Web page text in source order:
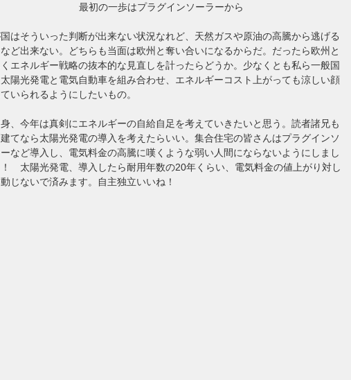
最初の一歩はプラグインソーラーから
はそういった判断が出来ない状況なれど、天然ガスや原油の高騰から逃げる
ど出来ない。どちらも当面は欧州と奪い合いになるからだ。だったら欧州と
エネルギー戦略の抜本的な見直しを計ったらどうか。少なくとも私ら一般国
陽光発電と電気自動車を組み合わせ、エネルギーコスト上がっても涼しい顔
いられるようにしたいもの。
、今年は真剣にエネルギーの自給自足を考えていきたいと思う。読者諸兄も
てなら太陽光発電の導入を考えたらいい。集合住宅の皆さんはプラグインソ
など導入し、電気料金の高騰に嘆くような弱い人間にならないようにしまし
！ 太陽光発電、導入したら耐用年数の20年くらい、電気料金の値上がり対し
じないで済みます。自主独立いいね！